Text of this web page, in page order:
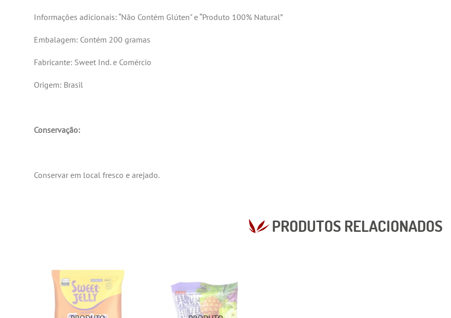
Informações adicionais: “Não Contém Glúten" e “Produto 100% Natural”
Embalagem: Contém 200 gramas
Fabricante: Sweet Ind. e Comércio
Origem: Brasil
Conservação:
Conservar em local fresco e arejado.
PRODUTOS RELACIONADOS